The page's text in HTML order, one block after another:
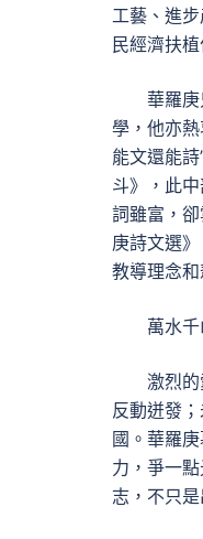
工藝、進
民經濟扶
華羅
學，他亦
能文還能
斗》，此中
詞雖富，
庚詩文選
教導理念
萬水
激烈
反動迸發
國。華羅
力，爭一
志，不只